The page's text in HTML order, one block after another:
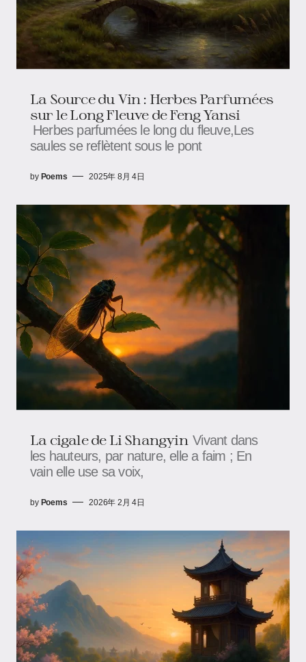
La Source du Vin : Herbes Parfumées
sur le Long Fleuve de Feng Yansi
Herbes parfumées le long du fleuve,Les
saules se reflètent sous le pont
by Poems 2025年 8月 4日
La cigale de Li Shangyin Vivant dans
les hauteurs, par nature, elle a faim ; En
vain elle use sa voix,
by Poems 2026年 2月 4日